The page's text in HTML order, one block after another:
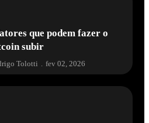
que podem fazer o
subir
Tolotti fev 02, 2026